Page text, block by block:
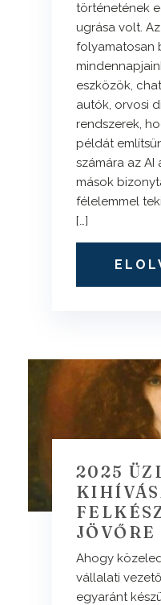
történetének
ugrása volt.
folyamatosan
eszközök,
autók, orvosi
rendszerek,
példát
számára az AI
mások
félelemmel
[…]
2025
JÖVŐRE
Ahogy
vállalati
egyaránt